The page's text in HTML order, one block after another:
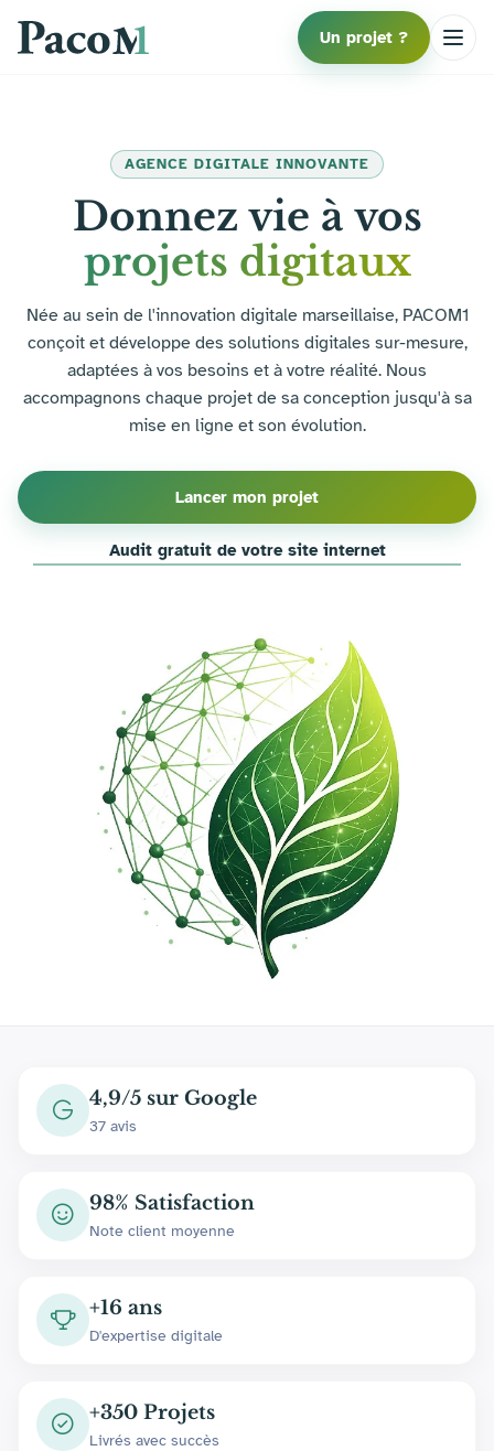
Un projet ?
AGENCE DIGITALE INNOVANTE
Donnez vie à vos
projets digitaux
Née au sein de l'innovation digitale marseillaise, PACOM1
conçoit et développe des solutions digitales sur-mesure,
adaptées à vos besoins et à votre réalité. Nous
accompagnons chaque projet de sa conception jusqu'à sa
mise en ligne et son évolution.
Lancer mon projet
Audit gratuit de votre site internet
4,9/5 sur Google
37 avis
98% Satisfaction
Note client moyenne
+16 ans
D'expertise digitale
+350 Projets
Livrés avec succès